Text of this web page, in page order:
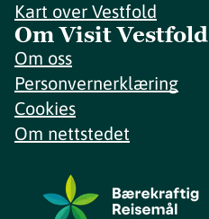
Kart over Vestfold
Om Visit Vestfold
Om oss
Personvernerklæring
Cookies
Om nettstedet